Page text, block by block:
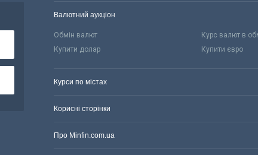
Валютний аукціон
Обмін валют Курс валют в
Купити долар
Купити євро
Курси по містах
Корисні сторінки
Про Minfin.com.ua